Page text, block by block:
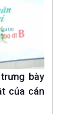
bày
của cán